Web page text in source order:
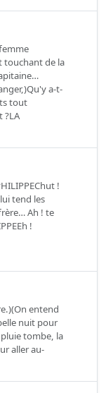
touchant de la
a-t-
tout
?LA
!
tend les
Ah ! te
!
entend
nuit pour
tombe, la
aller au-